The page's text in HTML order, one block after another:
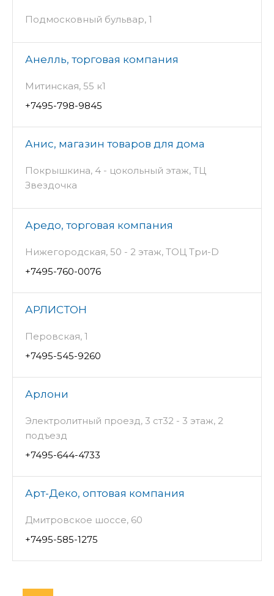
Подмосковный бульвар, 1
Анелль, торговая компания
Митинская, 55 к1
+7495-798-9845
Анис, магазин товаров для дома
Покрышкина, 4 - цокольный этаж, ТЦ
Звездочка
Аредо, торговая компания
Нижегородская, 50 - 2 этаж, ТОЦ Три-D
+7495-760-0076
АРЛИСТОН
Перовская, 1
+7495-545-9260
Арлони
Электролитный проезд, 3 ст32 - 3 этаж, 2
подъезд
+7495-644-4733
Арт-Деко, оптовая компания
Дмитровское шоссе, 60
+7495-585-1275